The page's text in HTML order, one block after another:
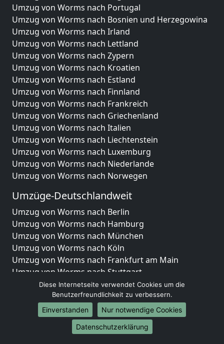
Umzug von Worms nach Portugal
Umzug von Worms nach Bosnien und Herzegowina
Umzug von Worms nach Irland
Umzug von Worms nach Lettland
Umzug von Worms nach Zypern
Umzug von Worms nach Kroatien
Umzug von Worms nach Estland
Umzug von Worms nach Finnland
Umzug von Worms nach Frankreich
Umzug von Worms nach Griechenland
Umzug von Worms nach Italien
Umzug von Worms nach Liechtenstein
Umzug von Worms nach Luxemburg
Umzug von Worms nach Niederlande
Umzug von Worms nach Norwegen
Umzüge-Deutschlandweit
Umzug von Worms nach Berlin
Umzug von Worms nach Hamburg
Umzug von Worms nach München
Umzug von Worms nach Köln
Umzug von Worms nach Frankfurt am Main
Umzug von Worms nach Stuttgart
Umzug von Worms nach Düsseldorf
Umzug von Worms nach Leipzig
Umzug von Worms nach Dortmund
Umzug von Worms nach Essen
Umzug von Worms nach Bremen
Diese Internetseite verwendet Cookies um die
Benutzerfreundlichkeit zu verbessern.
Einverstanden
Nur notwendige Cookies
Datenschutzerklärung